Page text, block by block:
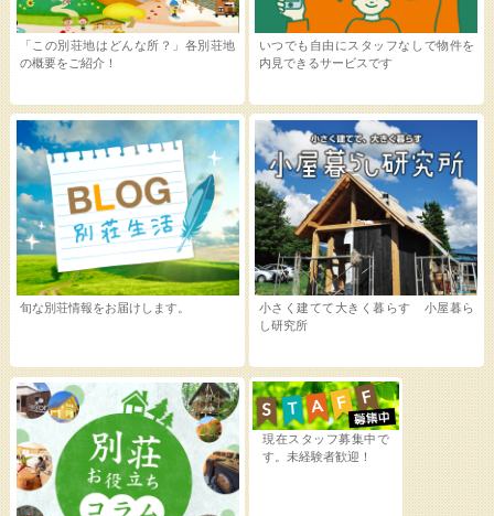
いつでも自由にスタッフなしで物件を
内見できるサービスです
旬な別荘情報をお届けします。
小さく建てて大きく暮らす 小屋暮ら
し研究所
「この別荘地はどんな所？」各別荘地
の概要をご紹介！
現在スタッフ募集中で
す。未経験者歓迎！